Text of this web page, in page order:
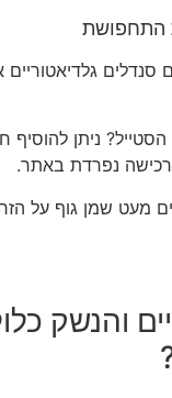
התחפושת
סנדלים גלדיאטוריים
ניתן להוסיף
נפרדת באתר.
מעט שמן גוף על
והנשק